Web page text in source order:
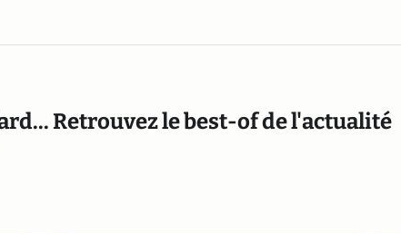
Retrouvez le best-of de l'actualité